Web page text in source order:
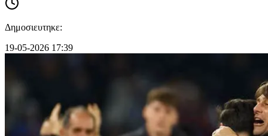
Δημοσιευτηκε:
19-05-2026 17:39